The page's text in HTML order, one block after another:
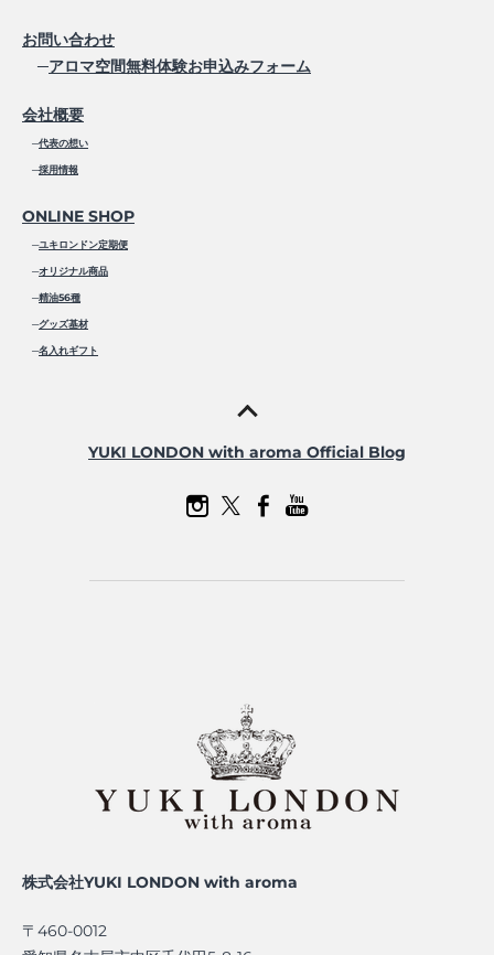
お問い合わせ
─アロマ空間無料体験お申込みフォーム
会社概要
─代表の想い
─採用情報
ONLINE SHOP
─ユキロンドン定期便
─オリジナル商品
─精油56種
─グッズ基材
─名入れギフト
YUKI LONDON with aroma Official Blog
株式会社YUKI LONDON with aroma
〒460-0012